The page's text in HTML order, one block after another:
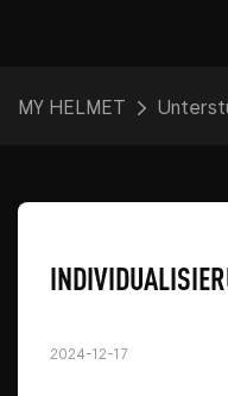
MY HELMET
2024-12-17